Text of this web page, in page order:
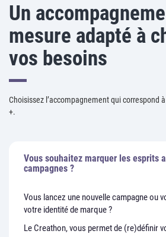
Un
mesure adapté à
vos besoins
Choisissez l’accompagnement qui correspond
+.
Vous souhaitez marquer les esprits
campagnes ?
Vous lancez une nouvelle campagne ou
votre identité de marque ?
Le Creathon, vous permet de (re)définir